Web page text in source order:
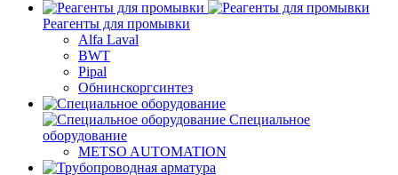
Реагенты для промывки
Alfa Laval
BWT
Pipal
Обнинскоргсинтез
Специальное
оборудование
METSO AUTOMATION